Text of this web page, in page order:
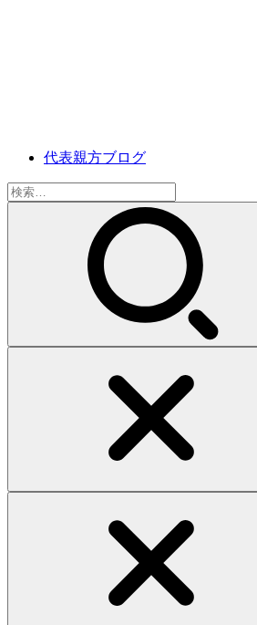
代表親方ブログ
検
索: